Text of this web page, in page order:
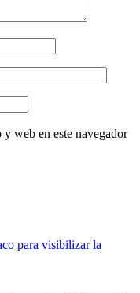
web en este navegador
para visibilizar la